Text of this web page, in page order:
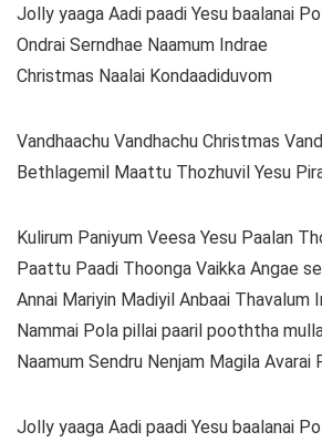
Jolly yaaga Aadi paadi Yesu baalanai
Ondrai Serndhae Naamum Indrae
Christmas Naalai Kondaadiduvom
Vandhaachu Vandhachu Christmas
Bethlagemil Maattu Thozhuvil Yesu
Kulirum Paniyum Veesa Yesu Paalan
Paattu Paadi Thoonga Vaikka Angae
Annai Mariyin Madiyil Anbaai Thavalum
Nammai Pola pillai paaril pooththa
Naamum Sendru Nenjam Magila Avarai
Jolly yaaga Aadi paadi Yesu baalanai